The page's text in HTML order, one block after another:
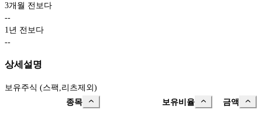
3개월 전보다
--
1년 전보다
--
상세설명
보유주식 (스팩,리츠제외)
종목
보유비율 금액